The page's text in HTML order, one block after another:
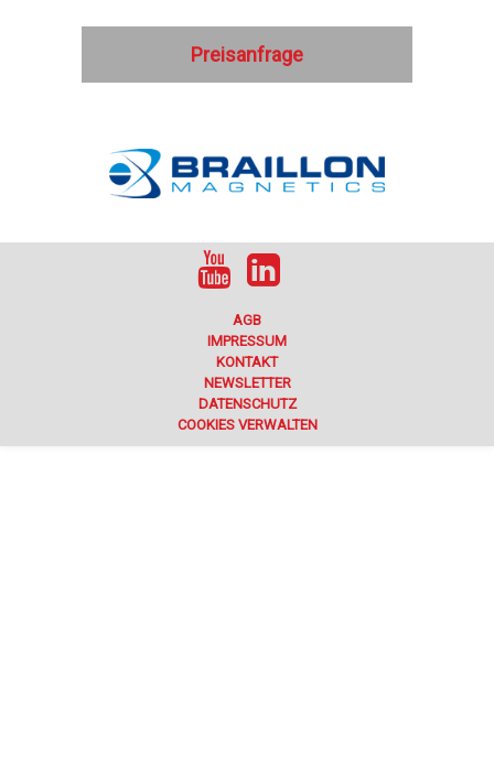
Preisanfrage
AGB
IMPRESSUM
KONTAKT
NEWSLETTER
DATENSCHUTZ
COOKIES VERWALTEN